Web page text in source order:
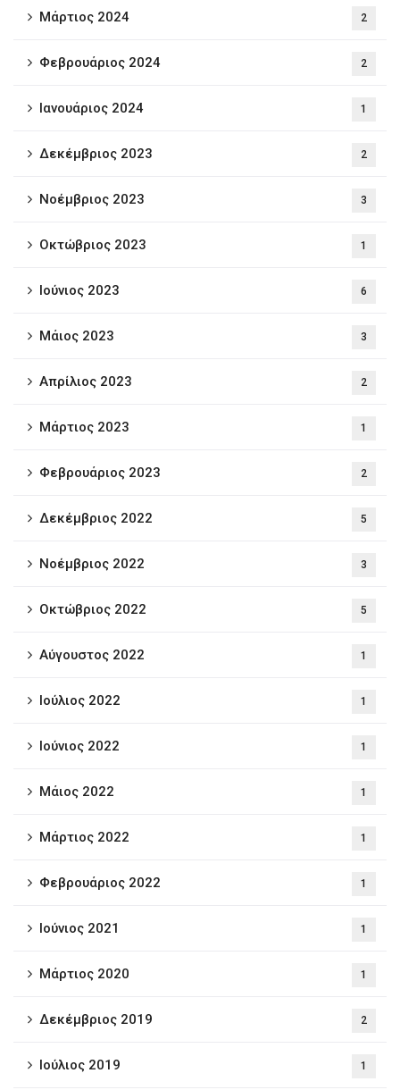
Μάρτιος 2024 2
Φεβρουάριος 2024 2
Ιανουάριος 2024 1
Δεκέμβριος 2023 2
Νοέμβριος 2023 3
Οκτώβριος 2023 1
Ιούνιος 2023 6
Μάιος 2023 3
Απρίλιος 2023 2
Μάρτιος 2023 1
Φεβρουάριος 2023 2
Δεκέμβριος 2022 5
Νοέμβριος 2022 3
Οκτώβριος 2022 5
Αύγουστος 2022 1
Ιούλιος 2022 1
Ιούνιος 2022 1
Μάιος 2022 1
Μάρτιος 2022 1
Φεβρουάριος 2022 1
Ιούνιος 2021 1
Μάρτιος 2020 1
Δεκέμβριος 2019 2
Ιούλιος 2019 1